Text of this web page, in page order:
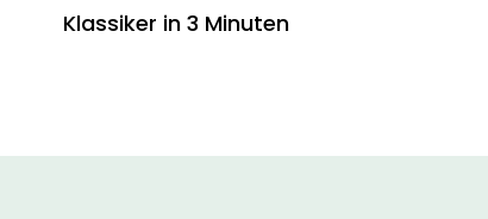
Klassiker in 3 Minuten